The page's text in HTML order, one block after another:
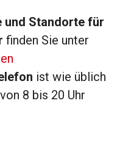
und Standorte für
finden Sie unter
ist wie üblich
8 bis 20 Uhr